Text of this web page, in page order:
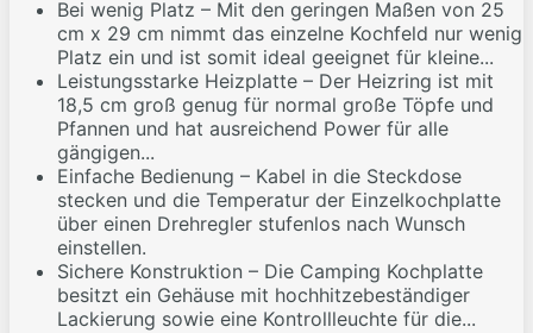
Bei wenig Platz – Mit den geringen Maßen von 25
cm x 29 cm nimmt das einzelne Kochfeld nur wenig
Platz ein und ist somit ideal geeignet für kleine...
Leistungsstarke Heizplatte – Der Heizring ist mit
18,5 cm groß genug für normal große Töpfe und
Pfannen und hat ausreichend Power für alle
gängigen...
Einfache Bedienung – Kabel in die Steckdose
stecken und die Temperatur der Einzelkochplatte
über einen Drehregler stufenlos nach Wunsch
einstellen.
Sichere Konstruktion – Die Camping Kochplatte
besitzt ein Gehäuse mit hochhitzebeständiger
Lackierung sowie eine Kontrollleuchte für die...